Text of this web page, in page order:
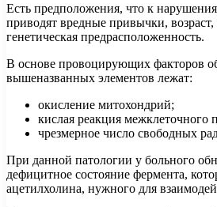
Есть предположения, что к
приводят вредные привычки, возраст,
генетическая предрасположенность.
В основе провоцирующих факторов
вышеназванных элементов лежат:
окисление митохондрий;
кислая реакция межклеточного
чрезмерное число свободных
При данной патологии у больного
дефицитное состояние фермента,
ацетилхолина, нужного для